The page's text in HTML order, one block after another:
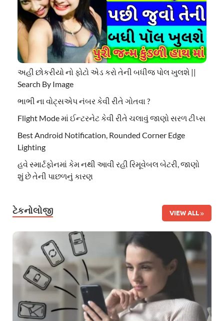
અહી છોકરીયો નો ફોટો એડ કરો તેની બધીજ પોલ ખુલશે ||
Search By Image
ભાભી ના વોટ્સએપ નંબર કેવી રીતે ગોતવા ?
Flight Mode માં ઈન્ટરનેટ કેવી રીતે ચલાવું જાણો સરળ ટીપ્સ
Best Android Notification, Rounded Corner Edge
Lighting
હવે સ્માર્ટફોનમાં કેમ નથી આવી રહી રિમૂવેબલ બેટરી, જાણો
શું છે તેની પાછળનું કારણ
ટેકનોલોજી VIEW ALL